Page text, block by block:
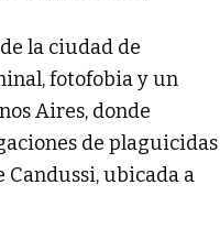
la ciudad de
fotofobia y un
Aires, donde
de plaguicidas
Candussi, ubicada a